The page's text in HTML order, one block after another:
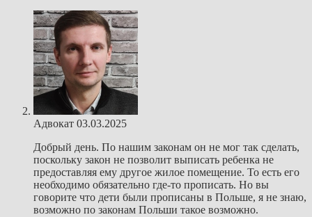
Адвокат 03.03.2025
Добрый день. По нашим законам он не мог так сделать,
поскольку закон не позволит выписать ребенка не
предоставляя ему другое жилое помещение. То есть его
необходимо обязательно где-то прописать. Но вы
говорите что дети были прописаны в Польше, я не знаю,
возможно по законам Польши такое возможно.